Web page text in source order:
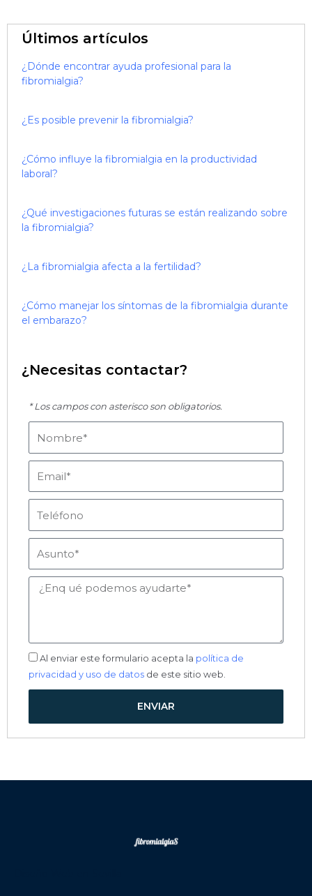
Últimos artículos
¿Dónde encontrar ayuda profesional para la
fibromialgia?
¿Es posible prevenir la fibromialgia?
¿Cómo influye la fibromialgia en la productividad
laboral?
¿Qué investigaciones futuras se están realizando sobre
la fibromialgia?
¿La fibromialgia afecta a la fertilidad?
¿Cómo manejar los síntomas de la fibromialgia durante
el embarazo?
¿Necesitas contactar?
* Los campos con asterisco son obligatorios.
Mensaje
Aceptación
Al enviar este formulario acepta la política de
privacidad y uso de datos de este sitio web.
ENVIAR